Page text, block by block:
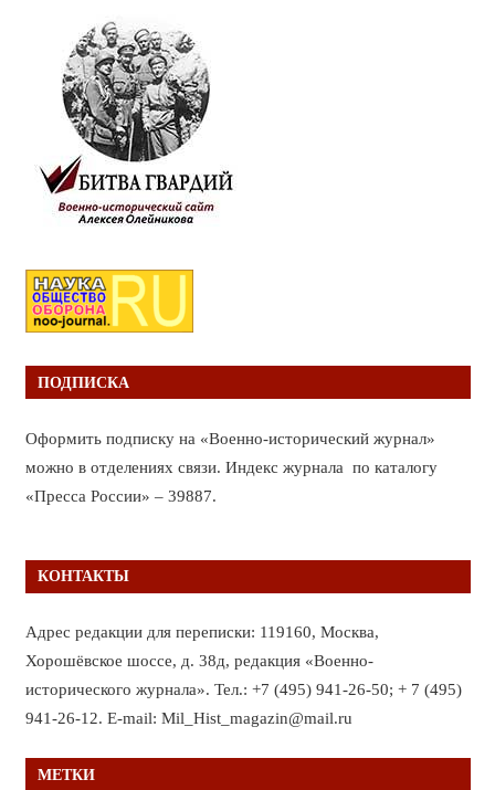
ПОДПИСКА
Оформить подписку на «Военно-исторический журнал»
можно в отделениях связи. Индекс журнала по каталогу
«Пресса России» – 39887.
КОНТАКТЫ
Адрес редакции для переписки: 119160, Москва,
Хорошёвское шоссе, д. 38д, редакция «Военно-
исторического журнала». Тел.: +7 (495) 941-26-50; + 7 (495)
941-26-12. E-mail: Mil_Hist_magazin@mail.ru
МЕТКИ